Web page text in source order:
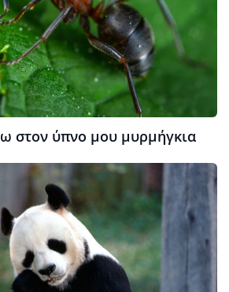
στον ύπνο μου μυρμήγκια